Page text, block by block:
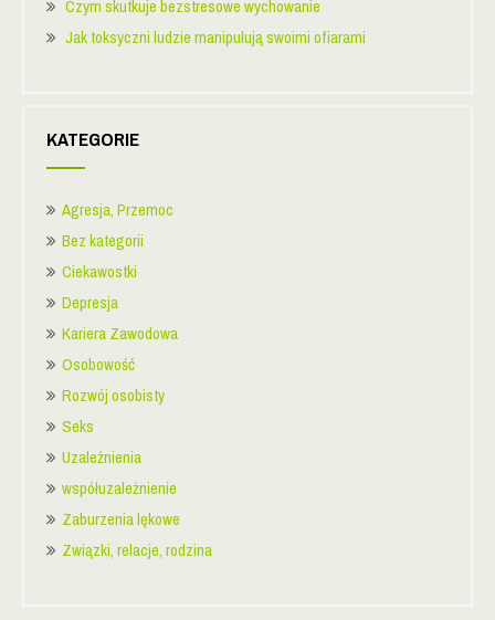
Czym skutkuje bezstresowe wychowanie
Jak toksyczni ludzie manipulują swoimi ofiarami
KATEGORIE
Agresja, Przemoc
Bez kategorii
Ciekawostki
Depresja
Kariera Zawodowa
Osobowość
Rozwój osobisty
Seks
Uzależnienia
współuzależnienie
Zaburzenia lękowe
Związki, relacje, rodzina